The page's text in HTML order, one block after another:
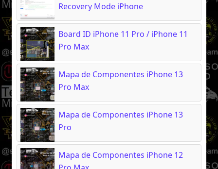
Recovery Mode iPhone
Board ID iPhone 11 Pro / iPhone 11
Pro Max
Mapa de Componentes iPhone 13
Pro Max
Mapa de Componentes iPhone 13
Pro
Mapa de Componentes iPhone 12